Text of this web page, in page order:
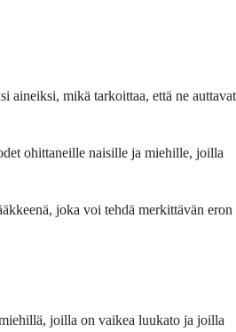
aineiksi, mikä tarkoittaa, että ne auttavat
ohittaneille naisille ja miehille, joilla
joka voi tehdä merkittävän eron
joilla on vaikea luukato ja joilla